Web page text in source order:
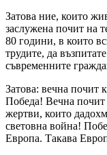
Затова ние, които
заслужена почит на
80 години, в които
трудите, да
съвременните
Затова: вечна почит
Победа! Вечна
жертви, които
световна война!
Европа. Такава